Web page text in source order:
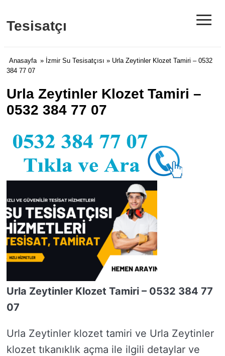
Tesisatçı ≡
Anasayfa » İzmir Su Tesisatçısı » Urla Zeytinler Klozet Tamiri – 0532
384 77 07
Urla Zeytinler Klozet Tamiri –
0532 384 77 07
Urla Zeytinler Klozet Tamiri – 0532 384 77
07
Urla Zeytinler klozet tamiri ve Urla Zeytinler
klozet tıkanıklık açma ile ilgili detaylar ve